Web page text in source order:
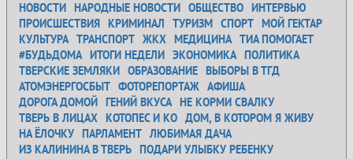
НОВОСТИ НАРОДНЫЕ НОВОСТИ ОБЩЕСТВО
ИНТЕРВЬЮ
ПРОИСШЕСТВИЯ
КРИМИНАЛ ТУРИЗМ СПОРТ
МОЙ ГЕКТАР
КУЛЬТУРА ТРАНСПОРТ ЖКХ МЕДИЦИНА ТИА ПОМОГАЕТ
#БУДЬДОМА
ИТОГИ НЕДЕЛИ ЭКОНОМИКА
ПОЛИТИКА
ТВЕРСКИЕ ЗЕМЛЯКИ
ОБРАЗОВАНИЕ
ВЫБОРЫ В ТГД
АТОМЭНЕРГОСБЫТ ФОТОРЕПОРТАЖ АФИША
ДОРОГА ДОМОЙ
ГЕНИЙ ВКУСА
НЕ КОРМИ СВАЛКУ
ТВЕРЬ В ЛИЦАХ
КОТОПЕС И КО ДОМ, В КОТОРОМ Я ЖИВУ
НА ЁЛОЧКУ
ПАРЛАМЕНТ ЛЮБИМАЯ ДАЧА
ИЗ КАЛИНИНА В ТВЕРЬ
ПОДАРИ УЛЫБКУ РЕБЕНКУ